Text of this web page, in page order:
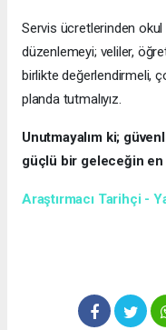
Servis ücretlerinden okul
düzenlemeyi; veliler,
birlikte değerlendirmeli,
planda tutmalıyız.
Unutmayalım ki;
güçlü bir geleceğin
Araştırmacı Tarihçi -